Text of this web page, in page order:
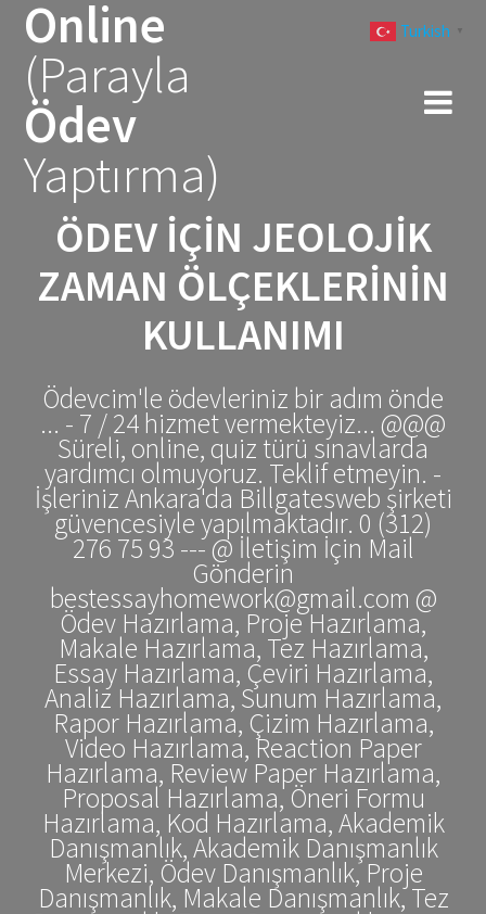
Online
(Parayla
Ödev
Yaptırma)
ÖDEV İÇIN JEOLOJIK
ZAMAN ÖLÇEKLERININ
KULLANIMI
Ödevcim'le ödevleriniz bir adım önde
... - 7 / 24 hizmet vermekteyiz... @@@
Süreli, online, quiz türü sınavlarda
yardımcı olmuyoruz. Teklif etmeyin. -
İşleriniz Ankara'da Billgatesweb şirketi
güvencesiyle yapılmaktadır. 0 (312)
276 75 93 --- @ İletişim İçin Mail
Gönderin
bestessayhomework@gmail.com @
Ödev Hazırlama, Proje Hazırlama,
Makale Hazırlama, Tez Hazırlama,
Essay Hazırlama, Çeviri Hazırlama,
Analiz Hazırlama, Sunum Hazırlama,
Rapor Hazırlama, Çizim Hazırlama,
Video Hazırlama, Reaction Paper
Hazırlama, Review Paper Hazırlama,
Proposal Hazırlama, Öneri Formu
Hazırlama, Kod Hazırlama, Akademik
Danışmanlık, Akademik Danışmanlık
Merkezi, Ödev Danışmanlık, Proje
Danışmanlık, Makale Danışmanlık, Tez
Turkish ▼